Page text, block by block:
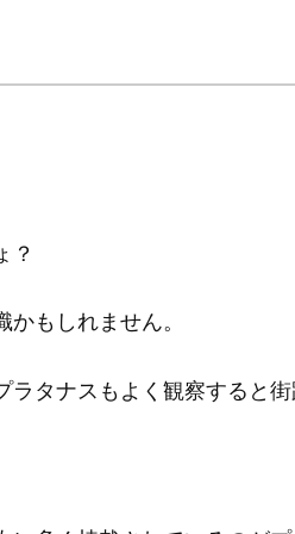
？
もしれません。
タナスもよく観察すると